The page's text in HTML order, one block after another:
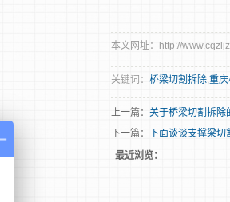
本文网址：http://
关键词： 桥梁切割拆除,重
上一篇： 关于桥梁切割拆除
下一篇：
下面谈谈支撑梁切
最近浏览：